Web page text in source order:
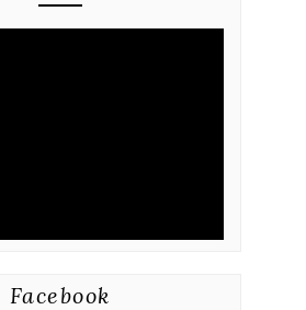
Facebook